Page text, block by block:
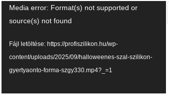
Videólejátszó
Media error: Format(s) not supported or
source(s) not found
Fájl letöltése: https://profiszilikon.hu/wp-
content/uploads/2025/09/halloweenes-szal-szilikon-
gyertyaonto-forma-szgy330.mp4?_=1